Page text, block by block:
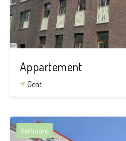
Appartement
Gent
Verhuurd